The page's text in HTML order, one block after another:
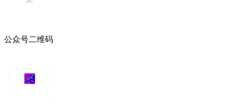
公众号二维码